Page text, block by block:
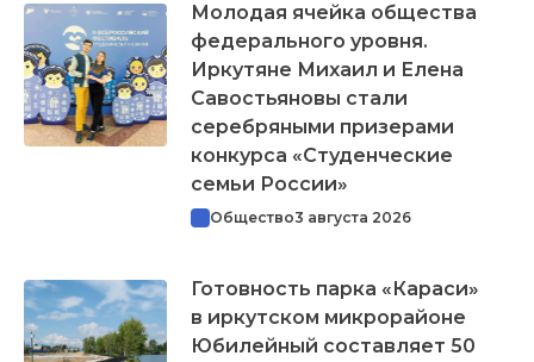
Молодая ячейка общества
федерального уровня.
Иркутяне Михаил и Елена
Савостьяновы стали
серебряными призерами
конкурса «Студенческие
семьи России»
Общество3 августа 2026
Готовность парка «Караси»
в иркутском микрорайоне
Юбилейный составляет 50